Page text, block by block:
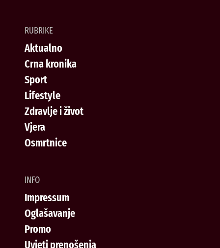
RUBRIKE
Aktualno
Crna kronika
Sport
Lifestyle
Zdravlje i život
Vjera
Osmrtnice
INFO
Impressum
Oglašavanje
Promo
Uvjeti prenošenja